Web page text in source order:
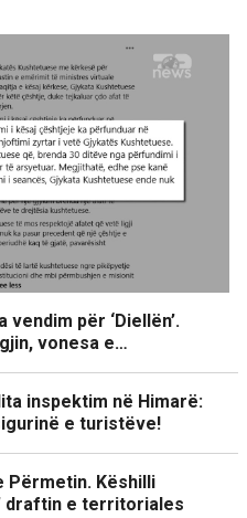
për ‘Diellën’.
vonesa e…
inspektim në Himarë:
e turistëve!
Përmetin. Këshilli
draftin e territoriales